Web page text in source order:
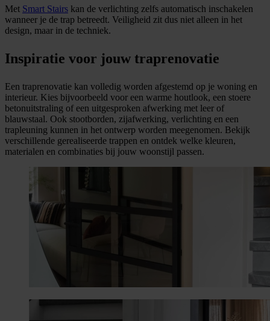
Met Smart Stairs kan de verlichting zelfs automatisch inschakelen
wanneer je de trap betreedt. Veiligheid zit dus niet alleen in het
design, maar in de techniek.
Inspiratie voor jouw traprenovatie
Een traprenovatie kan volledig worden afgestemd op je woning en
interieur. Kies bijvoorbeeld voor een warme houtlook, een stoere
betonuitstraling of een uitgesproken afwerking met leer of
blauwstaal. Ook stootborden, zijafwerking, verlichting en een
trapleuning kunnen in het ontwerp worden meegenomen. Bekijk
verschillende gerealiseerde trappen en ontdek welke kleuren,
materialen en combinaties bij jouw woonstijl passen.